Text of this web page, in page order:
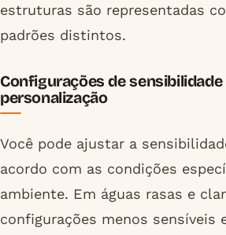
estruturas são representadas
padrões distintos.
Configurações de sensibilidade
personalização
Você pode ajustar a
acordo com as condições
ambiente. Em águas rasas e
configurações menos sensíveis